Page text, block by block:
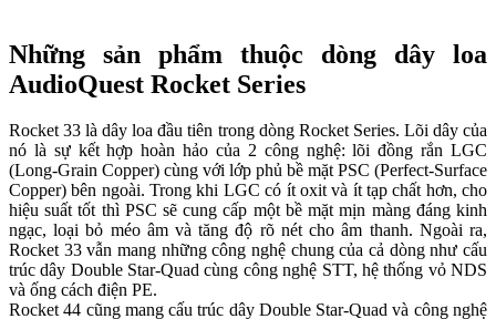
Những sản phẩm thuộc dòng dây loa
AudioQuest Rocket Series
Rocket 33 là dây loa đầu tiên trong dòng Rocket Series. Lõi dây của
nó là sự kết hợp hoàn hảo của 2 công nghệ: lõi đồng rắn LGC
(Long-Grain Copper) cùng với lớp phủ bề mặt PSC (Perfect-Surface
Copper) bên ngoài. Trong khi LGC có ít oxit và ít tạp chất hơn, cho
hiệu suất tốt thì PSC sẽ cung cấp một bề mặt mịn màng đáng kinh
ngạc, loại bỏ méo âm và tăng độ rõ nét cho âm thanh. Ngoài ra,
Rocket 33 vẫn mang những công nghệ chung của cả dòng như cấu
trúc dây Double Star-Quad cùng công nghệ STT, hệ thống vỏ NDS
và ống cách điện PE.
Rocket 44 cũng mang cấu trúc dây Double Star-Quad và công nghệ